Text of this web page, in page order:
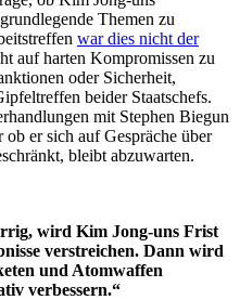
Themen zu
war dies nicht der
auf harten Kompromissen zu
oder Sicherheit,
beider Staatschefs.
mit Stephen Biegun
er sich auf Gespräche über
bleibt abzuwarten.
wird Kim Jong-uns Frist
verstreichen. Dann wird
und Atomwaffen
verbessern.“